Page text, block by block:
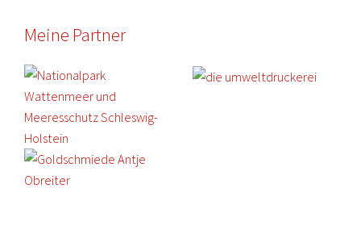
Meine Partner